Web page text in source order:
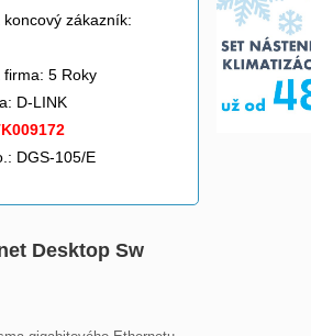
zákazník:
firma: 5 Roky
D-LINK
DGS-105/E
Desktop Sw